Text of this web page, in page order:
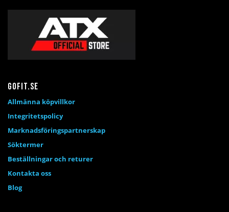
Gofit.se
Allmänna köpvillkor
Integritetspolicy
Marknadsföringspartnerskap
Söktermer
Beställningar och returer
Kontakta oss
Blog